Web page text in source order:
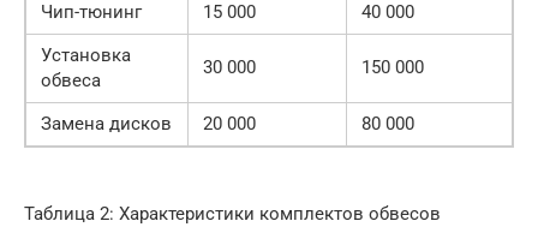
Чип-тюнинг 15 000
40 000
Установка
обвеса
30 000 150 000
Замена дисков 20 000 80 000
Таблица 2: Характеристики комплектов обвесов